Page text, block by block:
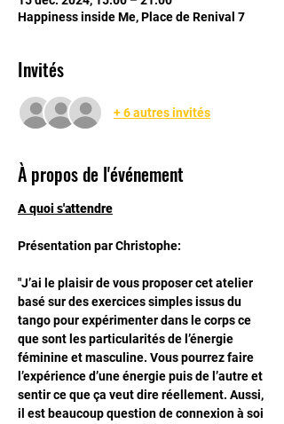
Happiness inside Me, Place de Renival 7
Invités
+ 6 autres invités
À propos de l'événement
A quoi s'attendre
Présentation par Christophe:
"J’ai le plaisir de vous proposer cet atelier
basé sur des exercices simples issus du
tango pour expérimenter dans le corps ce
que sont les particularités de l’énergie
féminine et masculine. Vous pourrez faire
l’expérience d’une énergie puis de l’autre et
sentir ce que ça veut dire réellement. Aussi,
il est beaucoup question de connexion à soi